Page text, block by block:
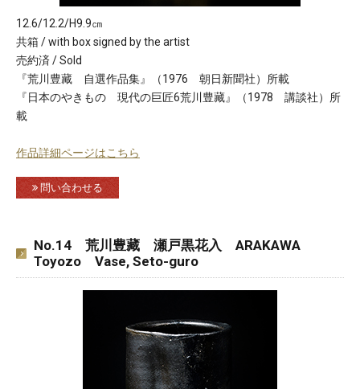
12.6/12.2/H9.9㎝
共箱 / with box signed by the artist
売約済 / Sold
『荒川豊藏 自選作品集』（1976 朝日新聞社）所載
『日本のやきもの 現代の巨匠6荒川豊藏』（1978 講談社）所
載
作品詳細ページはこちら
問い合わせる
No.14 荒川豊藏 瀬戸黒花入 ARAKAWA
Toyozo Vase, Seto-guro